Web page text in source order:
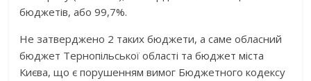
бюджетів, або 99,7%.
Не затверджено 2 таких бюджети, а саме обласний
бюджет Тернопільської області та бюджет міста
Києва, що є порушенням вимог Бюджетного кодексу